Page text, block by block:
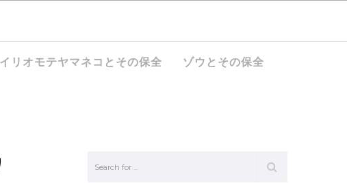
イリオモテヤマネコとその保全 ゾウとその保全